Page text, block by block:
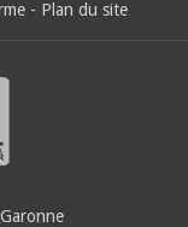
- Plan du site